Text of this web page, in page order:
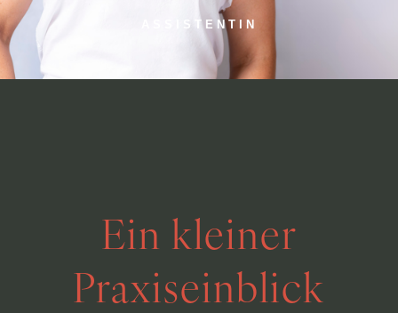
ASSISTENTIN
Ein kleiner
Praxiseinblick